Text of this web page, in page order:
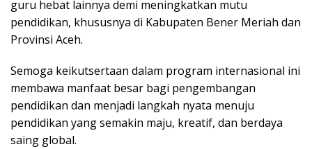
guru hebat lainnya demi meningkatkan mutu
pendidikan, khususnya di Kabupaten Bener Meriah dan
Provinsi Aceh.
Semoga keikutsertaan dalam program internasional ini
membawa manfaat besar bagi pengembangan
pendidikan dan menjadi langkah nyata menuju
pendidikan yang semakin maju, kreatif, dan berdaya
saing global.